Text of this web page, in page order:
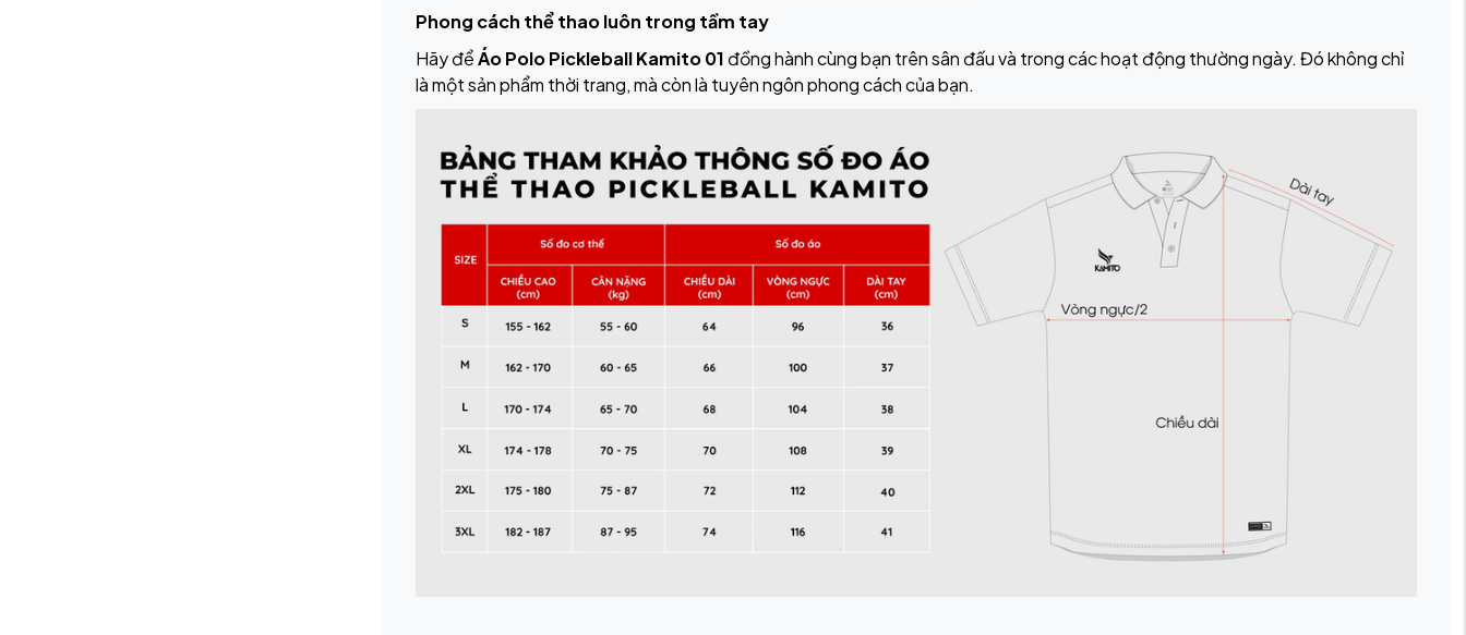
Phong cách thể thao luôn trong tầm tay
Hãy đểÁo Polo Pickleball Kamito 01 đồng hành cùng bạn trên sân đấu và trong các hoạt động thường ngày. Đó không chỉ
là một sản phẩm thời trang, mà còn là tuyên ngôn phong cách của bạn.